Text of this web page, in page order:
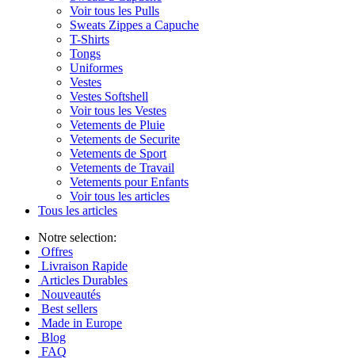
Voir tous les Pulls
Sweats Zippes a Capuche
T-Shirts
Tongs
Uniformes
Vestes
Vestes Softshell
Voir tous les Vestes
Vetements de Pluie
Vetements de Securite
Vetements de Sport
Vetements de Travail
Vetements pour Enfants
Voir tous les articles
Tous les articles
Notre selection:
Offres
Livraison Rapide
Articles Durables
Nouveautés
Best sellers
Made in Europe
Blog
FAQ